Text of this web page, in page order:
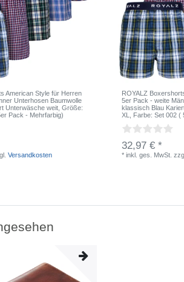
American Style für Herren
Unterhosen Baumwolle
Unterwäsche weit , Größe:
Pack - Mehrfarbig)
Versandkosten
ROYALZ
5er Pack - weite
klassisch Blau
XL
, Farbe: Set 002
32,97 € *
*inkl. ges. MwSt.